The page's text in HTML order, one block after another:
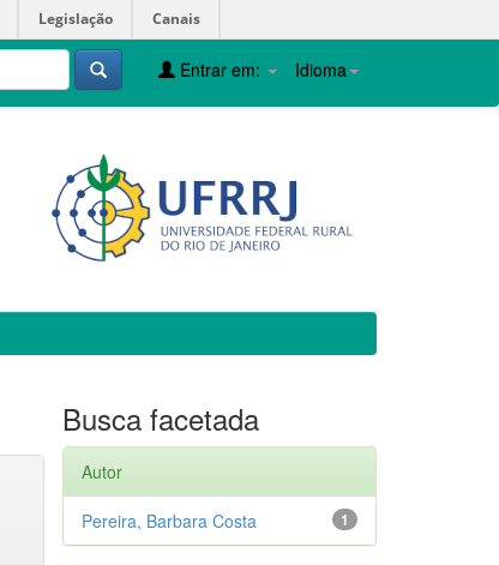
Legislação Canais
Idioma
Entrar em:
Busca facetada
Autor
1
Pereira, Barbara Costa